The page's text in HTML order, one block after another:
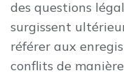
des questions
surgissent
référer aux
conflits de